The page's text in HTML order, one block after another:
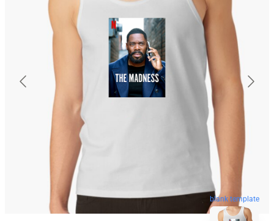
blank template